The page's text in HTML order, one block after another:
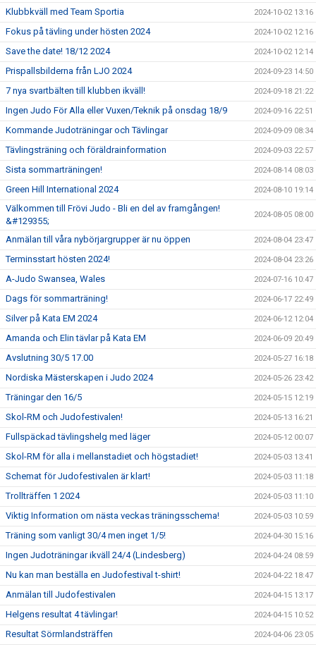
Klubbkväll med Team Sportia 2024-10-02 13:16
Fokus på tävling under hösten 2024 2024-10-02 12:16
Save the date! 18/12 2024 2024-10-02 12:14
Prispallsbilderna från LJO 2024 2024-09-23 14:50
7 nya svartbälten till klubben ikväll! 2024-09-18 21:22
Ingen Judo För Alla eller Vuxen/Teknik på onsdag 18/9 2024-09-16 22:51
Kommande Judoträningar och Tävlingar 2024-09-09 08:34
Tävlingsträning och föräldrainformation 2024-09-03 22:57
Sista sommarträningen! 2024-08-14 08:03
Green Hill International 2024 2024-08-10 19:14
Välkommen till Frövi Judo - Bli en del av framgången!
&#129355;
2024-08-05 08:00
Anmälan till våra nybörjargrupper är nu öppen 2024-08-04 23:47
Terminsstart hösten 2024! 2024-08-04 23:26
A-Judo Swansea, Wales 2024-07-16 10:47
Dags för sommarträning! 2024-06-17 22:49
Silver på Kata EM 2024 2024-06-12 12:04
Amanda och Elin tävlar på Kata EM 2024-06-09 20:49
Avslutning 30/5 17.00 2024-05-27 16:18
Nordiska Mästerskapen i Judo 2024 2024-05-26 23:42
Träningar den 16/5 2024-05-15 12:19
Skol-RM och Judofestivalen! 2024-05-13 16:21
Fullspäckad tävlingshelg med läger 2024-05-12 00:07
Skol-RM för alla i mellanstadiet och högstadiet! 2024-05-03 13:41
Schemat för Judofestivalen är klart! 2024-05-03 11:18
Trollträffen 1 2024 2024-05-03 11:10
Viktig Information om nästa veckas träningsschema! 2024-05-03 10:59
Träning som vanligt 30/4 men inget 1/5! 2024-04-30 15:16
Ingen Judoträningar ikväll 24/4 (Lindesberg) 2024-04-24 08:59
Nu kan man beställa en Judofestival t-shirt! 2024-04-22 18:47
Anmälan till Judofestivalen 2024-04-15 13:17
Helgens resultat 4 tävlingar! 2024-04-15 10:52
Resultat Sörmlandsträffen 2024-04-06 23:05